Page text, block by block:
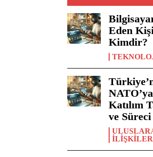
Eden
Kimdir?
NATO’ya
Katılım
ve Süreci
İLIŞKILER